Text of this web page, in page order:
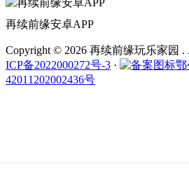
再续前缘安卓APP
Copyright © 2026 再续前缘玩乐家园 .
ICP备2022000272号-3 ·
鄂
42011202002436号